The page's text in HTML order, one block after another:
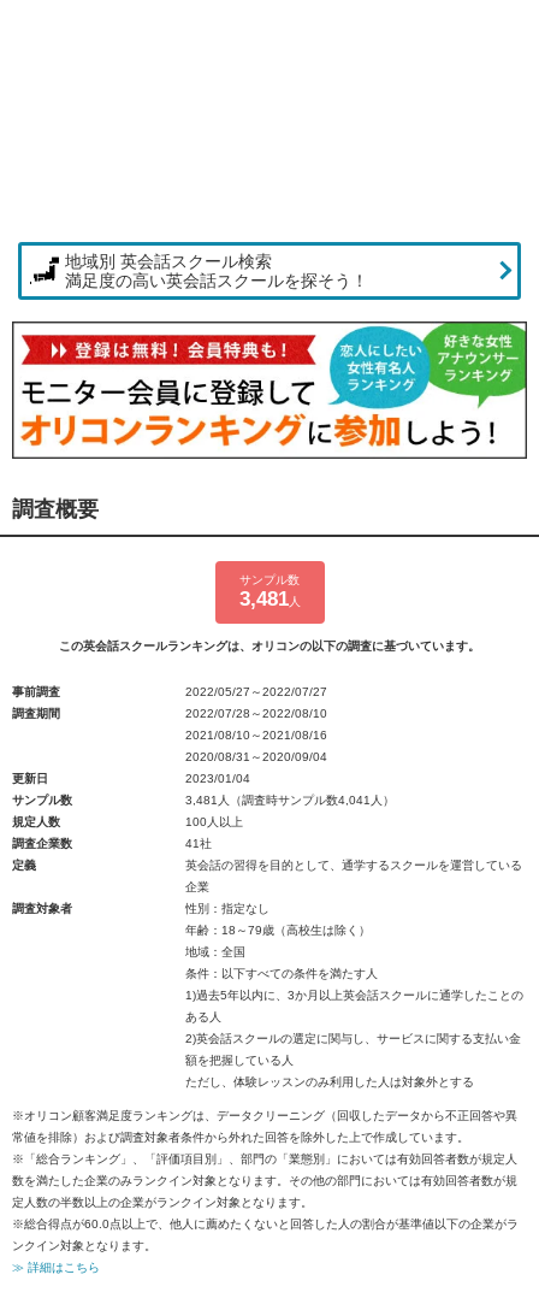
地域別 英会話スクール検索
満足度の高い英会話スクールを探そう！
調査概要
サンプル数
3,481人
この英会話スクールランキングは、オリコンの以下の調査に基づいています。
事前調査
2022/05/27～2022/07/27
調査期間
2022/07/28～2022/08/10
2021/08/10～2021/08/16
2020/08/31～2020/09/04
更新日
2023/01/04
サンプル数
3,481人（調査時サンプル数4,041人）
規定人数
100人以上
調査企業数
41社
定義
英会話の習得を目的として、通学するスクールを運営している
企業
調査対象者
性別：指定なし
年齢：18～79歳（高校生は除く）
地域：全国
条件：以下すべての条件を満たす人
1)過去5年以内に、3か月以上英会話スクールに通学したことの
ある人
2)英会話スクールの選定に関与し、サービスに関する支払い金
額を把握している人
ただし、体験レッスンのみ利用した人は対象外とする
※オリコン顧客満足度ランキングは、データクリーニング（回収したデータから不正回答や異
常値を排除）および調査対象者条件から外れた回答を除外した上で作成しています。
※「総合ランキング」、「評価項目別」、部門の「業態別」においては有効回答者数が規定人
数を満たした企業のみランクイン対象となります。その他の部門においては有効回答者数が規
定人数の半数以上の企業がランクイン対象となります。
※総合得点が60.0点以上で、他人に薦めたくないと回答した人の割合が基準値以下の企業がラ
ンクイン対象となります。
≫ 詳細はこちら